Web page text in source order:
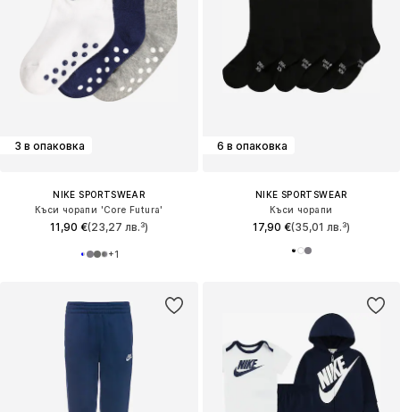
3 в опаковка
NIKE SPORTSWEAR
Къси чорапи 'Core Futura'
11,90 €(23,27 лв.³)
+1
6 в опаковка
NIKE SPORTSWEAR
Къси чорапи
17,90 €(35,01 лв.³)